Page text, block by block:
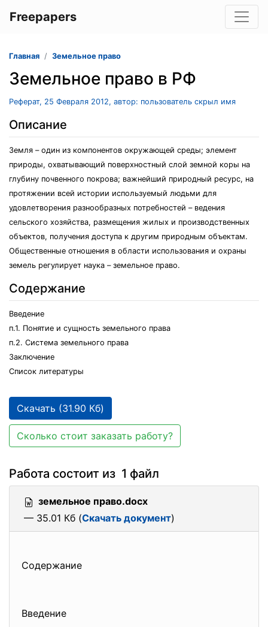
Freepapers
Главная Земельное право
Земельное право в РФ
Реферат, 25 Февраля 2012, автор: пользователь скрыл имя
Описание
Земля – один из компонентов окружающей среды; элемент
природы, охватывающий поверхностный слой земной коры на
глубину почвенного покрова; важнейший природный ресурс, на
протяжении всей истории используемый людьми для
удовлетворения разнообразных потребностей – ведения
сельского хозяйства, размещения жилых и производственных
объектов, получения доступа к другим природным объектам.
Общественные отношения в области использования и охраны
земель регулирует наука – земельное право.
Содержание
Введение
п.1. Понятие и сущность земельного права
п.2. Система земельного права
Заключение
Список литературы
Скачать (31.90 Кб)
Сколько стоит заказать работу?
Работа состоит из 1 файл
земельное право.docx
— 35.01 Кб (Скачать документ)
Содержание
Введение